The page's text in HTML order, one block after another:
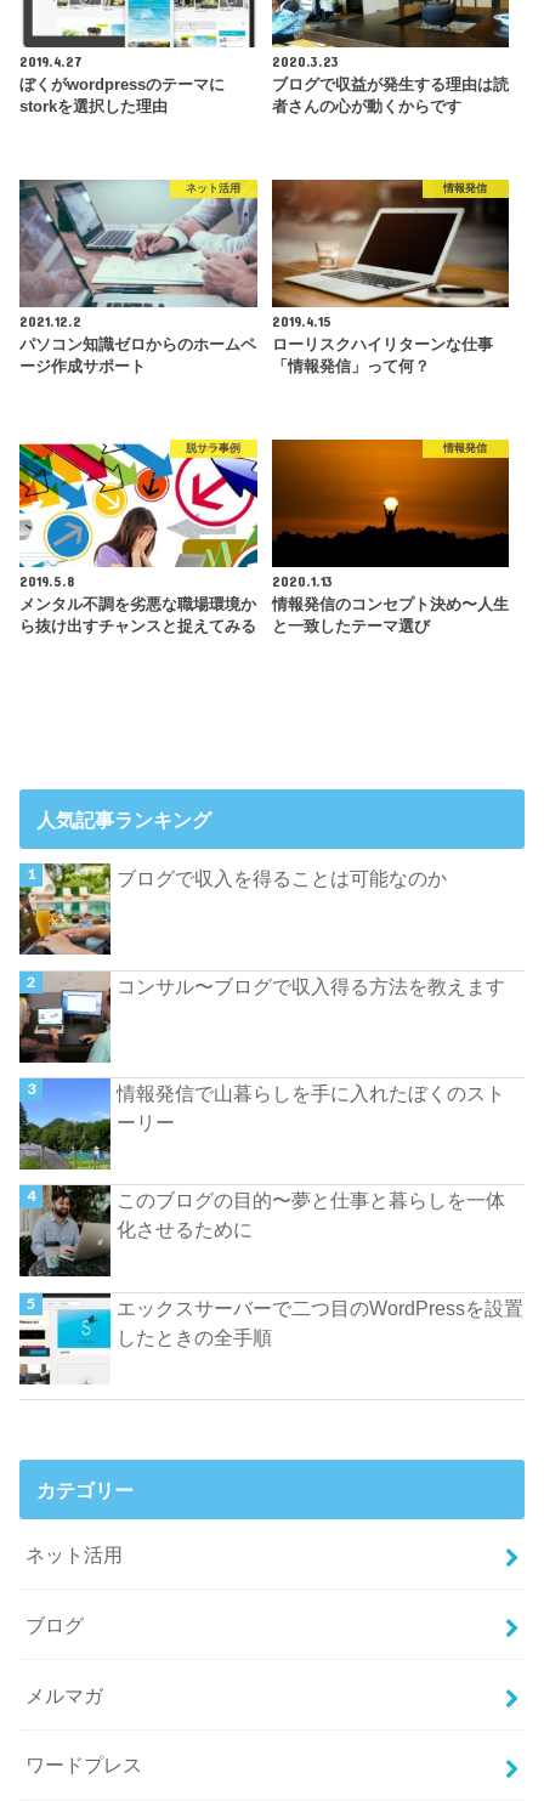
2019.4.27
ぼくがwordpressのテーマに
storkを選択した理由
2020.3.23
ブログで収益が発生する理由は読
者さんの心が動くからです
ネット活用
2021.12.2
パソコン知識ゼロからのホームペ
ージ作成サポート
情報発信
2019.4.15
ローリスクハイリターンな仕事
「情報発信」って何？
脱サラ事例
2019.5.8
メンタル不調を劣悪な職場環境か
ら抜け出すチャンスと捉えてみる
情報発信
2020.1.13
情報発信のコンセプト決め〜人生
と一致したテーマ選び
人気記事ランキング
ブログで収入を得ることは可能なのか
コンサル〜ブログで収入得る方法を教えます
情報発信で山暮らしを手に入れたぼくのスト
ーリー
このブログの目的〜夢と仕事と暮らしを一体
化させるために
エックスサーバーで二つ目のWordPressを設置
したときの全手順
カテゴリー
ネット活用
ブログ
メルマガ
ワードプレス